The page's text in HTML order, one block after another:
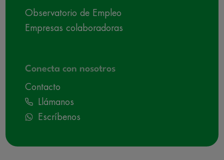
Observatorio de Empleo
Empresas colaboradoras
Conecta con nosotros
Contacto
Llámanos
Escríbenos